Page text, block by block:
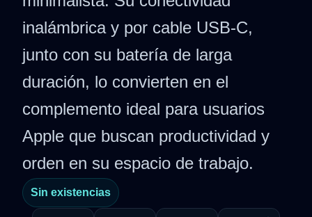
inalámbrica y por cable USB-C,
junto con su batería de larga
duración, lo convierten en el
complemento ideal para usuarios
Apple que buscan productividad y
orden en su espacio de trabajo.
Sin existencias